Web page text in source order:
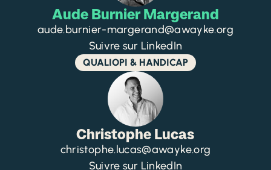
Aude Burnier Margerand
aude.burnier-margerand@awayke.org
Suivre sur LinkedIn
QUALIOPI & HANDICAP
Christophe Lucas
christophe.lucas@awayke.org
Suivre sur LinkedIn